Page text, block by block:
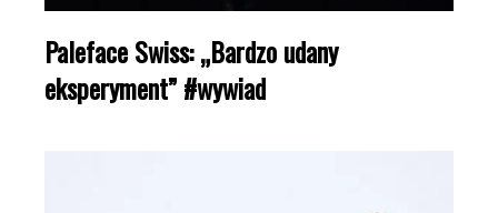
Paleface Swiss: „Bardzo udany
eksperyment” #wywiad